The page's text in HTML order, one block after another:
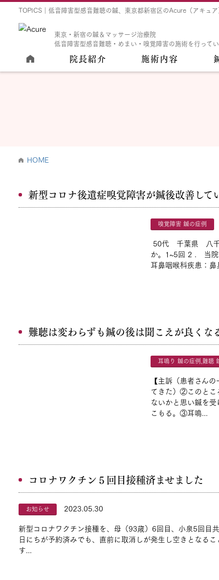
TOPICS｜低音障害型感音難聴の鍼、東京都新宿区のAcure（アキュ
東京・新宿の鍼＆マッサージ治療院
低音障害型感音難聴・めまい・嗅覚障害の施術を行って
院長紹介 施術内容
HOME
新型コロナ後遺症嗅覚障害が鍼後改善して
嗅覚障害 鍼の症例
50代 千葉県 八千
か。1~5回 2 . 当院
耳鼻咽喉科疾患：
難聴は変わらずも鍼の後は聞こえが良くな
耳鳴り 鍼の症例,難聴
【主訴（患者さん
てきた）②このとこ
ないかと思い鍼を
こもる。③耳鳴...
コロナワクチン５回目接種済ませました
お知らせ
2023.05.30
新型コロナワクチン接種を、母（93歳）6回目、小泉5回目
日にちが予約済みでも、直前に取消しが発生し空きとなる
す...